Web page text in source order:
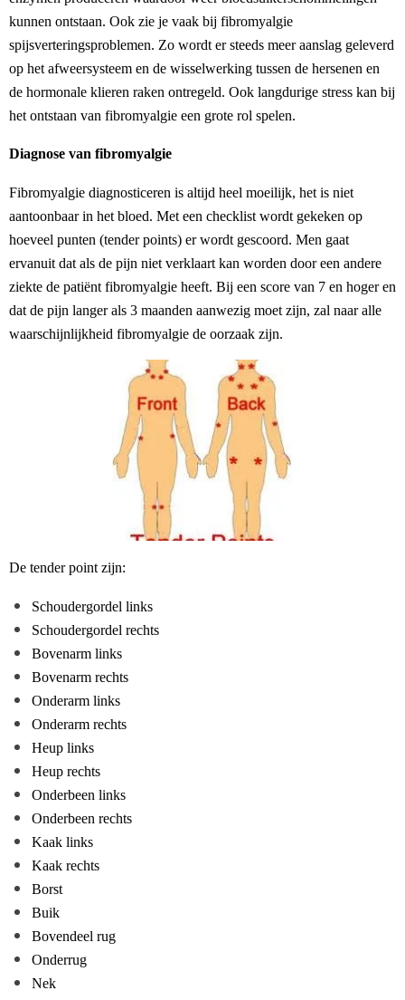
kunnen ontstaan. Ook zie je vaak bij fibromyalgie
spijsverteringsproblemen. Zo wordt er steeds meer aanslag geleverd
op het afweersysteem en de wisselwerking tussen de hersenen en
de hormonale klieren raken ontregeld. Ook langdurige stress kan bij
het ontstaan van fibromyalgie een grote rol spelen.
Diagnose van fibromyalgie
Fibromyalgie diagnosticeren is altijd heel moeilijk, het is niet
aantoonbaar in het bloed. Met een checklist wordt gekeken op
hoeveel punten (tender points) er wordt gescoord. Men gaat
ervanuit dat als de pijn niet verklaart kan worden door een andere
ziekte de patiënt fibromyalgie heeft. Bij een score van 7 en hoger en
dat de pijn langer als 3 maanden aanwezig moet zijn, zal naar alle
waarschijnlijkheid fibromyalgie de oorzaak zijn.
De tender point zijn:
Schoudergordel links
Schoudergordel rechts
Bovenarm links
Bovenarm rechts
Onderarm links
Onderarm rechts
Heup links
Heup rechts
Onderbeen links
Onderbeen rechts
Kaak links
Kaak rechts
Borst
Buik
Bovendeel rug
Onderrug
Nek